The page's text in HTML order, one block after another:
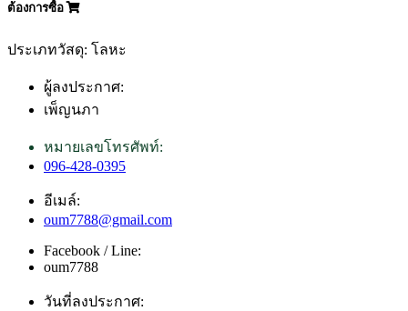
ต้องการซื้อ
ประเภทวัสดุ: โลหะ
ผู้ลงประกาศ:
เพ็ญนภา
หมายเลขโทรศัพท์:
096-428-0395
อีเมล์:
oum7788@gmail.com
Facebook / Line:
oum7788
วันที่ลงประกาศ: